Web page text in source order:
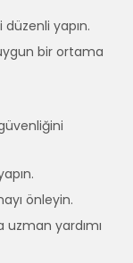
yapın.
bir ortama
önleyin.
uzman yardımı